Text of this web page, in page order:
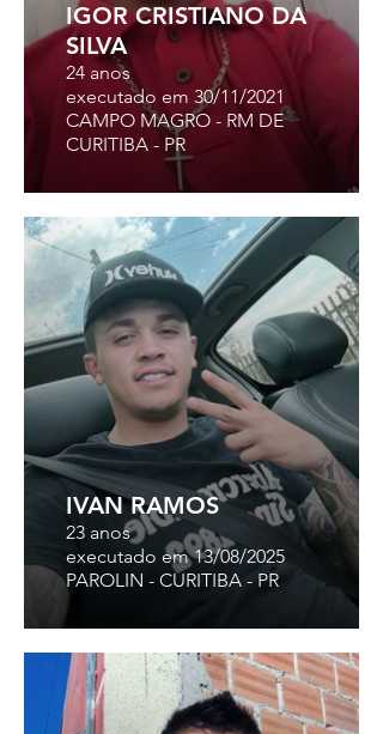
IGOR CRISTIANO DA
SILVA
24 anos
executado em 30/11/2021
CAMPO MAGRO - RM DE
CURITIBA - PR
IVAN RAMOS
23 anos
executado em 13/08/2025
PAROLIN - CURITIBA - PR